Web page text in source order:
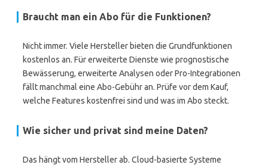
Braucht man ein Abo für die Funktionen?
Nicht immer. Viele Hersteller bieten die Grundfunktionen
kostenlos an. Für erweiterte Dienste wie prognostische
Bewässerung, erweiterte Analysen oder Pro-Integrationen
fällt manchmal eine Abo-Gebühr an. Prüfe vor dem Kauf,
welche Features kostenfrei sind und was im Abo steckt.
Wie sicher und privat sind meine Daten?
Das hängt vom Hersteller ab. Cloud-basierte Systeme